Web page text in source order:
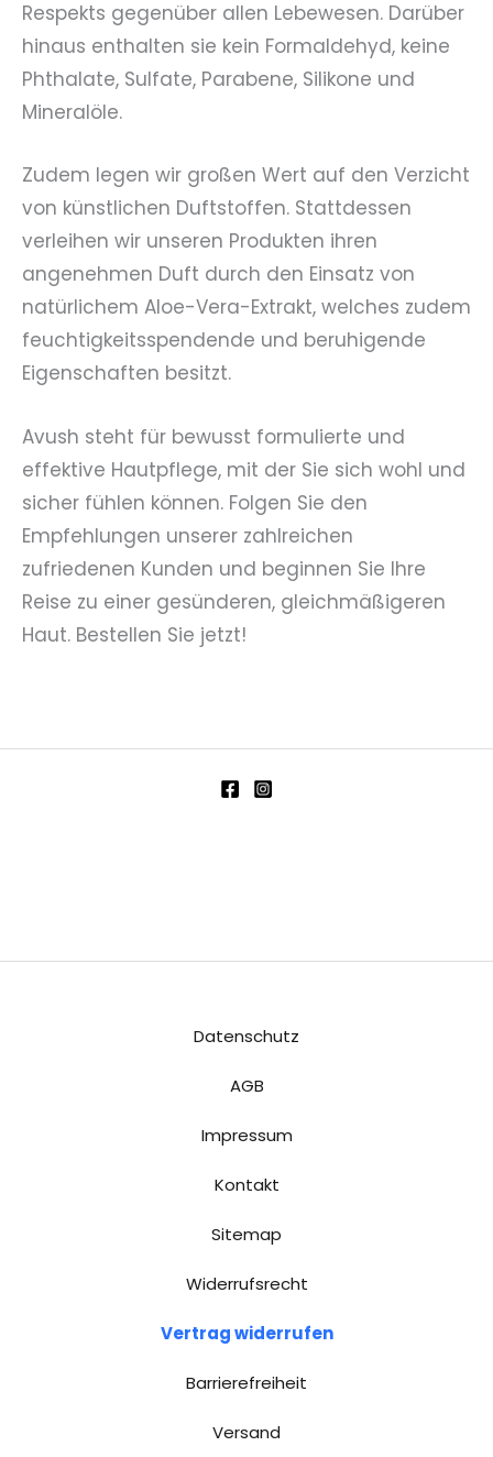
Respekts gegenüber allen Lebewesen. Darüber
hinaus enthalten sie kein Formaldehyd, keine
Phthalate, Sulfate, Parabene, Silikone und
Mineralöle.
Zudem legen wir großen Wert auf den Verzicht
von künstlichen Duftstoffen. Stattdessen
verleihen wir unseren Produkten ihren
angenehmen Duft durch den Einsatz von
natürlichem Aloe-Vera-Extrakt, welches zudem
feuchtigkeitsspendende und beruhigende
Eigenschaften besitzt.
Avush steht für bewusst formulierte und
effektive Hautpflege, mit der Sie sich wohl und
sicher fühlen können. Folgen Sie den
Empfehlungen unserer zahlreichen
zufriedenen Kunden und beginnen Sie Ihre
Reise zu einer gesünderen, gleichmäßigeren
Haut. Bestellen Sie jetzt!
Datenschutz
AGB
Impressum
Kontakt
Sitemap
Widerrufsrecht
Vertrag widerrufen
Barrierefreiheit
Versand